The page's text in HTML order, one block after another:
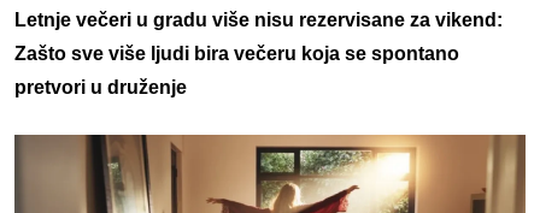
Letnje večeri u gradu više nisu rezervisane za vikend:
Zašto sve više ljudi bira večeru koja se spontano
pretvori u druženje